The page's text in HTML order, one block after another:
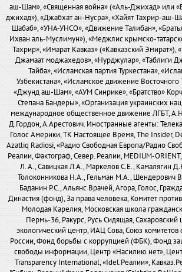
аш-Шам», «Священная война» («Аль-Джихад» или
джихад»), «Джабхат ан-Нусра», «Хайят Тахрир-аш-
Шабаб», «УНА-УНСО», «Движение Талибан»,
Ихван аль-Муслимун»), «Меджлис крымско-
Тахрир», «Имарат Кавказ» («Кавказский
Джамаат моджахедов», «Нурджулар», «Таблиги
Тайба», «Исламская партия Туркестана»,
Узбекистана», «Исламское движение
«Джунд аш-Шам», «АУМ Синрике», «Братство»
Степана Бандеры», «Организация украинских
международное общественное движение ЛГБТ,
Д.Гордон, А.Арестович. Иностранные агенты:
Голос Америки, ТК Настоящее Время, The Insider,
Azatliq Radiosi, «Радио Свободная Европа/Радио
Реалии, Фактограф, Север. Реалии, MEDIUM-
Л. А., Савицкая Л.А., Маркелов С.Е., Камалягин
Толоконникова Н.А., Гельман М.А., Шендерович
Баданин Р.С., Альянс Врачей, Агора, Голос,
Династия (фонд), За права человека, Комитет
Молодая Карелия, Московская школа
Пермь-36, Ракурс, Русь Сидящая, Сахаровский
экологический центр, ИАЦ Сова, Союз комитетов
России, Фонд борьбы с коррупцией (ФБК), Фонд
свободы информации, Центр «Насилию.нет»,
Transparency International, «Idel.Реалии»,